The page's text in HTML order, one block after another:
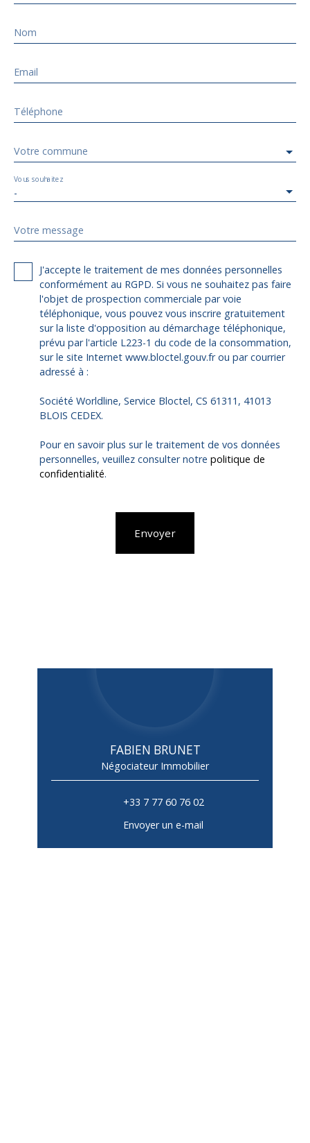
Nom
Email
Téléphone
Votre commune
-
Vous souhaitez
Votre message
J'accepte le traitement de mes données personnelles
conformément au RGPD. Si vous ne souhaitez pas faire
l'objet de prospection commerciale par voie
téléphonique, vous pouvez vous inscrire gratuitement
sur la liste d'opposition au démarchage téléphonique,
prévu par l'article L223-1 du code de la consommation,
sur le site Internet www.bloctel.gouv.fr ou par courrier
adressé à :
Société Worldline, Service Bloctel, CS 61311, 41013
BLOIS CEDEX.
Pour en savoir plus sur le traitement de vos données
personnelles, veuillez consulter notre politique de
confidentialité.
Envoyer
FABIEN BRUNET
Négociateur Immobilier
+33 7 77 60 76 02
Envoyer un e-mail